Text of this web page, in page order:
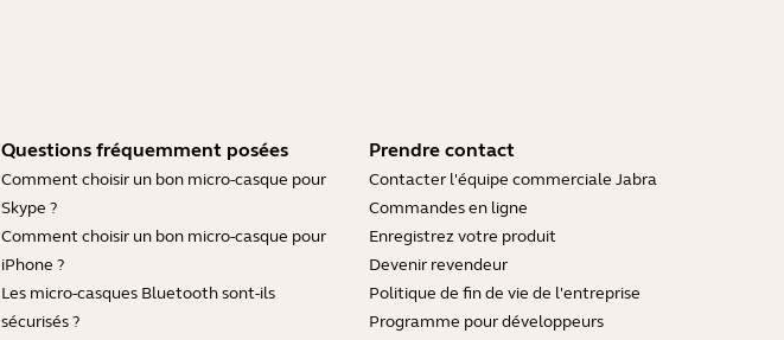
Questions fréquemment posées
Comment choisir un bon micro-casque pour
Skype ?
Comment choisir un bon micro-casque pour
iPhone ?
Les micro-casques Bluetooth sont-ils
sécurisés ?
Prendre contact
Contacter l'équipe commerciale Jabra
Commandes en ligne
Enregistrez votre produit
Devenir revendeur
Politique de fin de vie de l'entreprise
Programme pour développeurs